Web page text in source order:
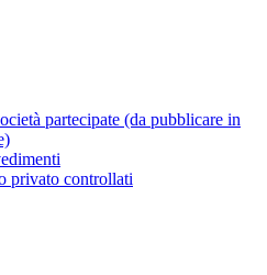
partecipate (da pubblicare in
privato controllati